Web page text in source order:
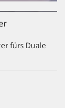
fürs Duale